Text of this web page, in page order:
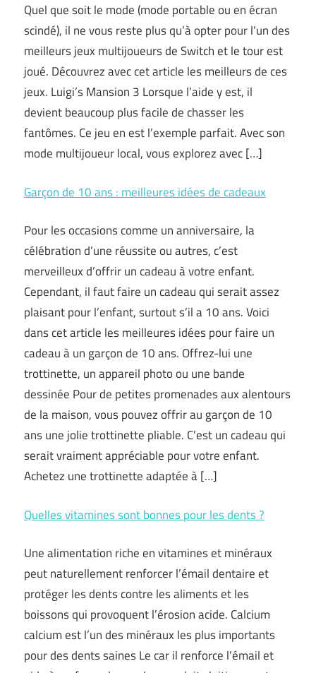
Quel que soit le mode (mode portable ou en écran
scindé), il ne vous reste plus qu’à opter pour l’un des
meilleurs jeux multijoueurs de Switch et le tour est
joué. Découvrez avec cet article les meilleurs de ces
jeux. Luigi’s Mansion 3 Lorsque l’aide y est, il
devient beaucoup plus facile de chasser les
fantômes. Ce jeu en est l’exemple parfait. Avec son
mode multijoueur local, vous explorez avec […]
Garçon de 10 ans : meilleures idées de cadeaux
Pour les occasions comme un anniversaire, la
célébration d’une réussite ou autres, c’est
merveilleux d’offrir un cadeau à votre enfant.
Cependant, il faut faire un cadeau qui serait assez
plaisant pour l’enfant, surtout s’il a 10 ans. Voici
dans cet article les meilleures idées pour faire un
cadeau à un garçon de 10 ans. Offrez-lui une
trottinette, un appareil photo ou une bande
dessinée Pour de petites promenades aux alentours
de la maison, vous pouvez offrir au garçon de 10
ans une jolie trottinette pliable. C’est un cadeau qui
serait vraiment appréciable pour votre enfant.
Achetez une trottinette adaptée à […]
Quelles vitamines sont bonnes pour les dents ?
Une alimentation riche en vitamines et minéraux
peut naturellement renforcer l’émail dentaire et
protéger les dents contre les aliments et les
boissons qui provoquent l’érosion acide. Calcium
calcium est l’un des minéraux les plus importants
pour des dents saines Le car il renforce l’émail et